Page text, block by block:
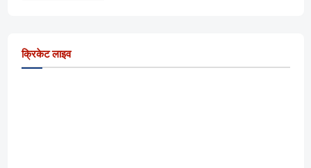
क्रिकेट लाइव